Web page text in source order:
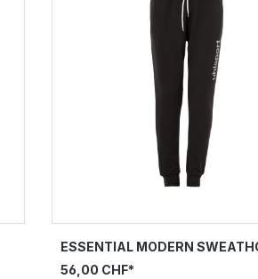
ESSENTIAL MODERN
56,00 CHF*